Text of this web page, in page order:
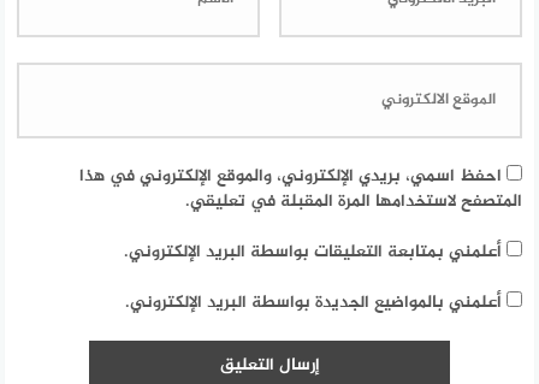
احفظ اسمي، بريدي الإلكتروني، والموقع الإلكتروني في هذا
المتصفح لاستخدامها المرة المقبلة في تعليقي.
أعلمني بمتابعة التعليقات بواسطة البريد الإلكتروني.
أعلمني بالمواضيع الجديدة بواسطة البريد الإلكتروني.